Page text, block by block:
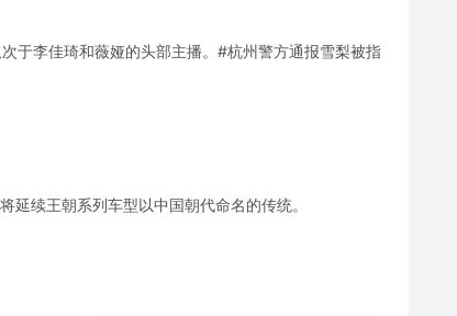
于李佳琦和薇娅的头部主播。#杭州警方通报雪梨被指
延续王朝系列车型以中国朝代命名的传统。